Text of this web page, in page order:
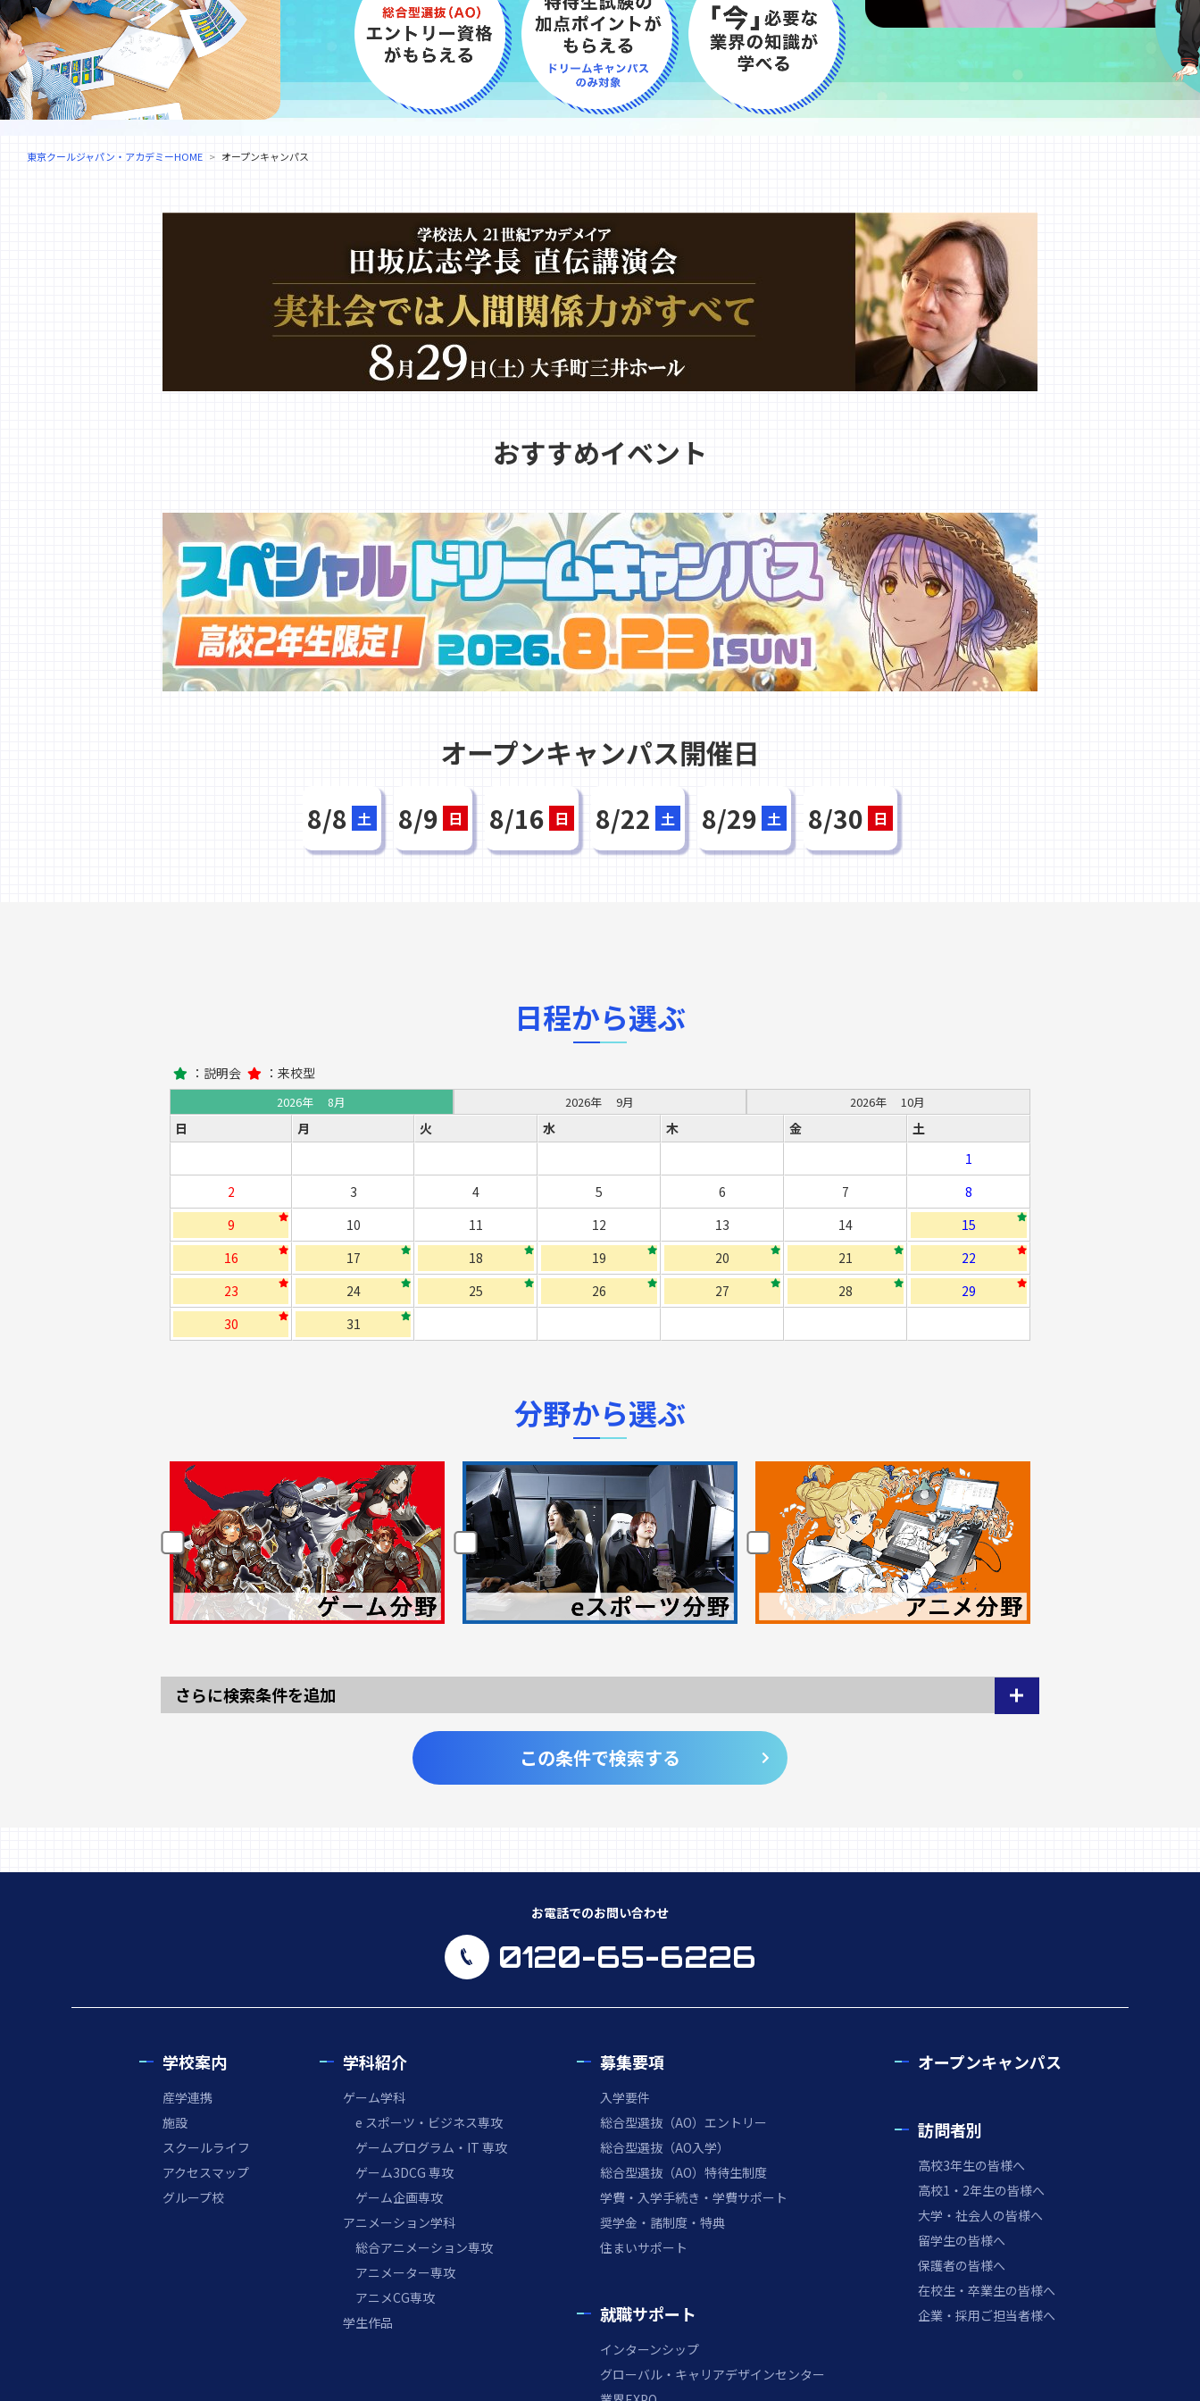
東京クールジャパン・アカデミーHOME オープンキャンパス
おすすめイベント
オープンキャンパス開催日
8/8 土 8/9 日 8/16 日 8/22 土 8/29 土 8/30 日
日程から選ぶ
：説明会 ：来校型
2026年 8月 2026年 9月 2026年 10月
日 月 火 水 木 金
土
1
2
3 4 5 6 7
8
9
10 11 12 13 14
15
16
17 18 19 20 21
22
23
24 25 26 27 28
29
30
31
分野から選ぶ
さらに検索条件を追加
この条件で検索する
お電話でのお問い合わせ
0120-65-6226
学校案内
産学連携
施設
スクールライフ
アクセスマップ
グループ校
学科紹介
ゲーム学科
e スポーツ・ビジネス専攻
ゲームプログラム・IT 専攻
ゲーム3DCG 専攻
ゲーム企画専攻
アニメーション学科
総合アニメーション専攻
アニメーター専攻
アニメCG専攻
学生作品
募集要項
入学要件
総合型選抜（AO）エントリー
総合型選抜（AO入学）
総合型選抜（AO）特待生制度
学費・入学手続き・学費サポート
奨学金・諸制度・特典
住まいサポート
就職サポート
インターンシップ
グローバル・キャリアデザインセンター
オープンキャンパス
訪問者別
高校3年生の皆様へ
高校1・2年生の皆様へ
大学・社会人の皆様へ
留学生の皆様へ
保護者の皆様へ
在校生・卒業生の皆様へ
企業・採用ご担当者様へ